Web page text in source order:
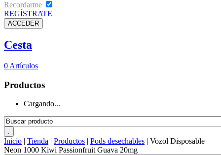
Recordarme
REGÍSTRATE
Cesta
0 Artículos
Productos
Cargando...
Inicio | Tienda | Productos | Pods desechables | Vozol Disposable
Neon 1000 Kiwi Passionfruit Guava 20mg